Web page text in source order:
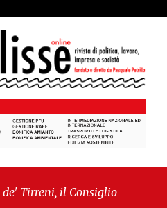
il Consiglio comunale